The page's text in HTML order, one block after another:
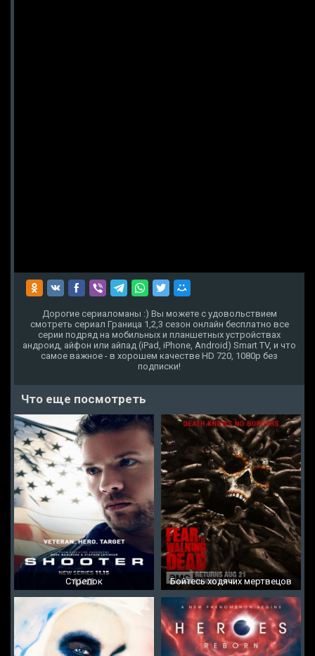
Дорогие сериаломаны :) Вы можете с удовольствием
смотреть сериал Граница 1,2,3 сезон онлайн бесплатно все
серии подряд на мобильных и планшетных устройствах
андроид, айфон или айпад (iPad, iPhone, Android) Smart TV, и что
самое важное - в хорошем качестве HD 720, 1080p без
подписки!
Что еще посмотреть
Стрелок Бойтесь ходячих мертвецов